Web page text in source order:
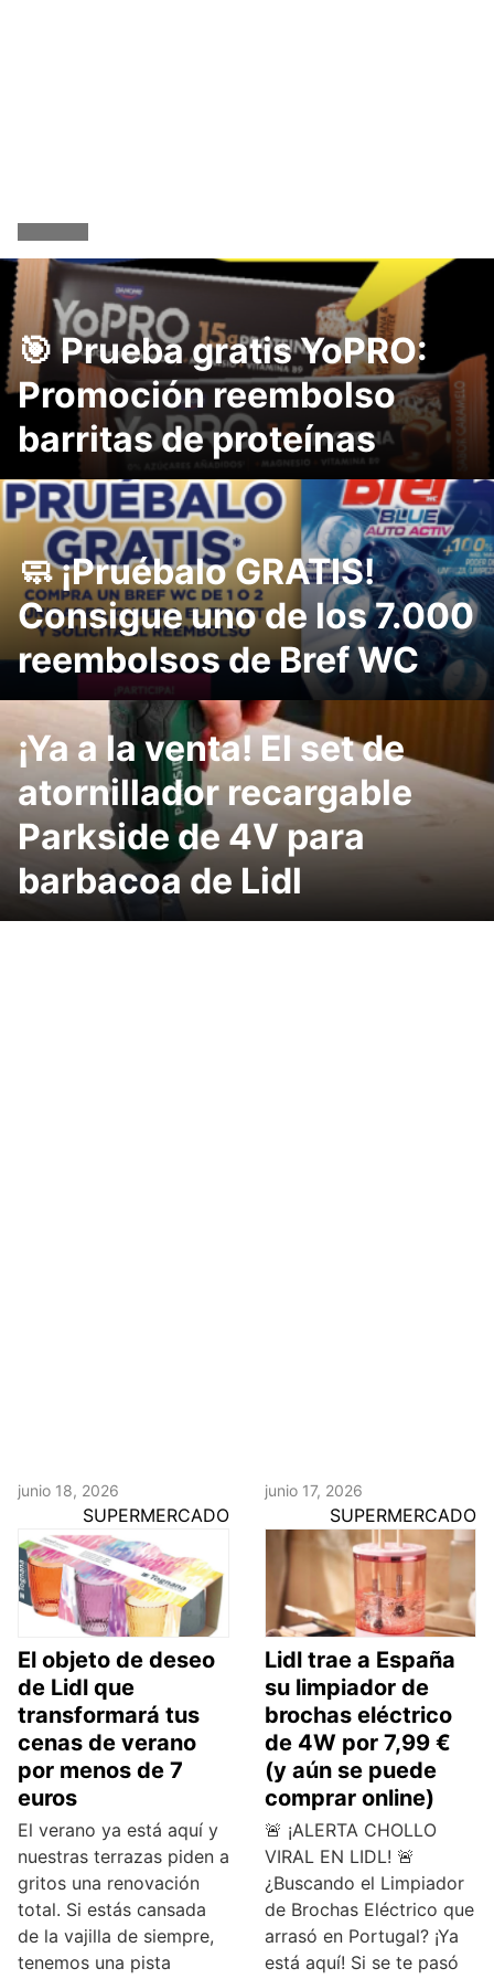
🎯 Prueba gratis YoPRO:
Promoción reembolso
barritas de proteínas
🧼 ¡Pruébalo GRATIS!
Consigue uno de los 7.000
reembolsos de Bref WC
¡Ya a la venta! El set de
atornillador recargable
Parkside de 4V para
barbacoa de Lidl
junio 18, 2026
SUPERMERCADO
El objeto de deseo
de Lidl que
transformará tus
cenas de verano
por menos de 7
euros
El verano ya está aquí y
nuestras terrazas piden a
gritos una renovación
total. Si estás cansada
de la vajilla de siempre,
tenemos una pista
junio 17, 2026
SUPERMERCADO
Lidl trae a España
su limpiador de
brochas eléctrico
de 4W por 7,99 €
(y aún se puede
comprar online)
🚨 ¡ALERTA CHOLLO
VIRAL EN LIDL! 🚨
¿Buscando el Limpiador
de Brochas Eléctrico que
arrasó en Portugal? ¡Ya
está aquí! Si se te pasó